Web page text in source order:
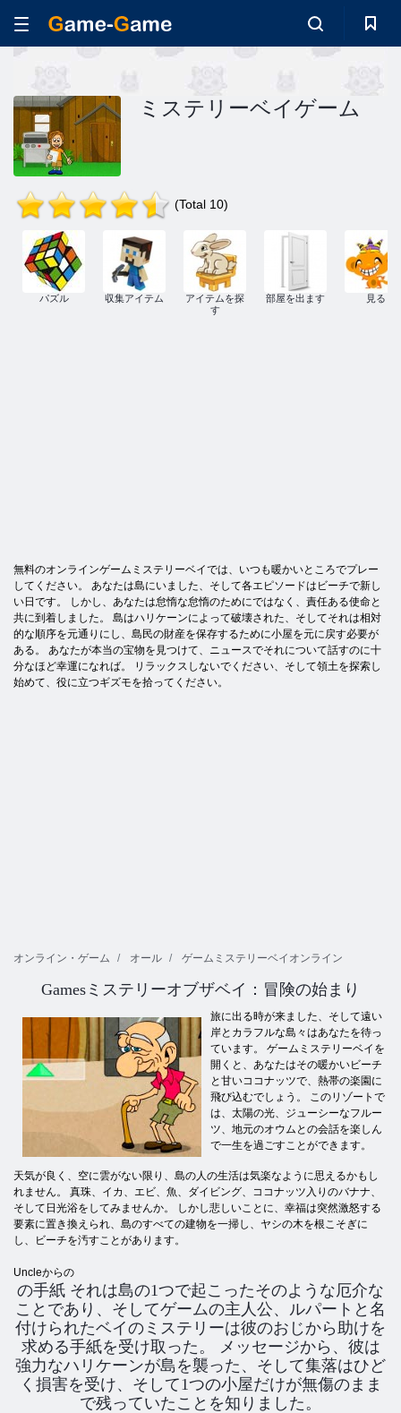
ミステリーベイゲーム
(Total 10)
パズル 収集アイテム
アイテムを探
す
部屋を出ます 見る
無料のオンラインゲームミステリーベイでは、いつも暖かいところでプレー
してください。 あなたは島にいました、そして各エピソードはビーチで新し
い日です。 しかし、あなたは怠惰な怠惰のためにではなく、責任ある使命と
共に到着しました。 島はハリケーンによって破壊された、そしてそれは相対
的な順序を元通りにし、島民の財産を保存するために小屋を元に戻す必要が
ある。 あなたが本当の宝物を見つけて、ニュースでそれについて話すのに十
分なほど幸運になれば。 リラックスしないでください、そして領土を探索し
始めて、役に立つギズモを拾ってください。
オンライン・ゲーム オール ゲームミステリーベイオンライン
Gamesミステリーオブザベイ：冒険の始まり
旅に出る時が来ました、そして遠い
岸とカラフルな島々はあなたを待っ
ています。 ゲームミステリーベイを
開くと、あなたはその暖かいビーチ
と甘いココナッツで、熱帯の楽園に
飛び込むでしょう。 このリゾートで
は、太陽の光、ジューシーなフルー
ツ、地元のオウムとの会話を楽しん
で一生を過ごすことができます。
天気が良く、空に雲がない限り、島の人の生活は気楽なように思えるかもし
れません。 真珠、イカ、エビ、魚、ダイビング、​​ココナッツ入りのバナナ、
そして日光浴をしてみませんか。 しかし悲しいことに、幸福は突然激怒する
要素に置き換えられ、島のすべての建物を一掃し、ヤシの木を根こそぎに
し、ビーチを汚すことがあります。
Uncleからの
の手紙 それは島の1つで起こったそのような厄介な
ことであり、そしてゲームの主人公、ルパートと名
付けられたベイのミステリーは彼のおじから助けを
求める手紙を受け取った。 メッセージから、彼は
強力なハリケーンが島を襲った、そして集落はひど
く損害を受け、そして1つの小屋だけが無傷のまま
で残っていたことを知りました。